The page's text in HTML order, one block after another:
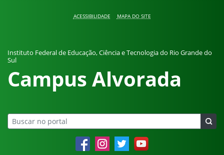
ACESSIBILIDADE MAPA DO SITE
Instituto Federal de Educação, Ciência e Tecnologia do Rio Grande do
Sul
Campus Alvorada
FacebookInstagramTwitter YouTube